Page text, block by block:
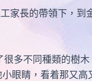
家長的帶領下，
不同種類的樹木
眼睛，看着那又高